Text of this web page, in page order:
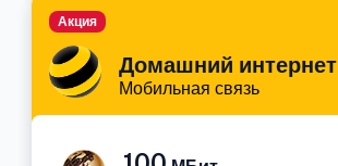
Домашний интернет
Мобильная связь
Акция